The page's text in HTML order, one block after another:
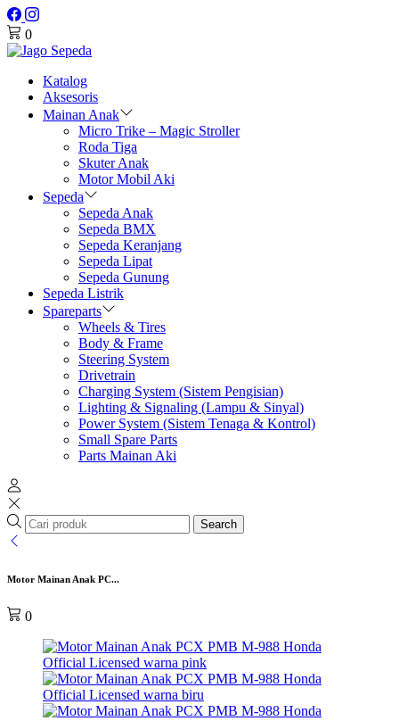
0
Katalog
Aksesoris
Mainan Anak
Micro Trike – Magic Stroller
Roda Tiga
Skuter Anak
Motor Mobil Aki
Sepeda
Sepeda Anak
Sepeda BMX
Sepeda Keranjang
Sepeda Lipat
Sepeda Gunung
Sepeda Listrik
Spareparts
Wheels & Tires
Body & Frame
Steering System
Drivetrain
Charging System (Sistem Pengisian)
Lighting & Signaling (Lampu & Sinyal)
Power System (Sistem Tenaga & Kontrol)
Small Spare Parts
Parts Mainan Aki
Search
Motor Mainan Anak PC...
0